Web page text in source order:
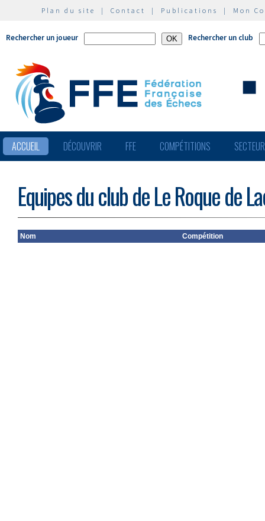
Plan du site | Contact | Publications | Mon
Rechercher un joueur Rechercher un club
ACCUEIL DÉCOUVRIR FFE COMPÉTITIONS
Equipes du club de Le Roque de
Nom Compétition